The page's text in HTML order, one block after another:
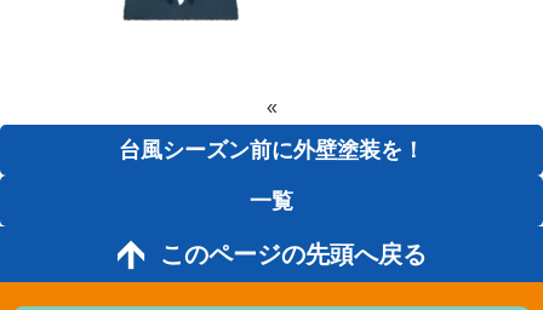
«
台風シーズン前に外壁塗装を！
一覧
このページの先頭へ戻る